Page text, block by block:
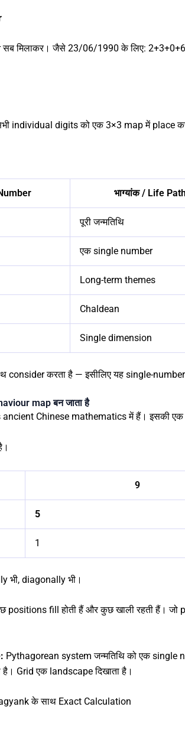
सब मिलाकर। जैसे 23/06/1990 के लिए:
individual digits को एक 3×3 map में place
भाग्यांक / Life
पूरी जन्मतिथि
एक single number
Long-term themes
Chaldean
Single dimension
consider करता है — इसीलिए यह single-
map बन जाता है
Chinese mathematics में हैं। इसकी
9
5
1
भी, diagonally भी।
positions fill होती हैं और कुछ खाली रहती हैं।
Pythagorean system जन्मतिथि को एक
Grid एक landscape दिखाता है।
के साथ Exact Calculation